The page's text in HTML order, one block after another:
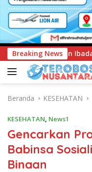
Breaking News
Izin ke Kejaksaan
Beranda KESEHATAN
KESEHATAN, News1
Gencarkan
Babinsa
Binaan